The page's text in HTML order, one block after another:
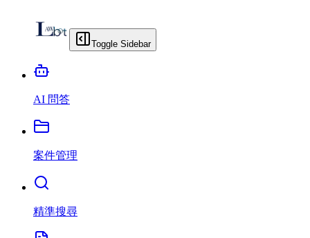
Toggle Sidebar
AI 問答
案件管理
精準搜尋